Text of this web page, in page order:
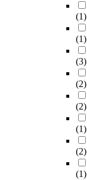
(1)
(1)
(3)
(2)
(2)
(1)
(2)
(1)